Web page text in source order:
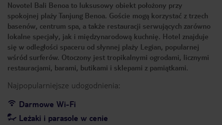
Novotel Bali Benoa to luksusowy obiekt położony przy
spokojnej plaży Tanjung Benoa. Goście mogą korzystać z trzech
basenów, centrum spa, a także restauracji serwujących zarówno
lokalne specjały, jak i międzynarodową kuchnię. Hotel znajduje
się w odległości spaceru od słynnej plaży Legian, popularnej
wśród surferów. Otoczony jest tropikalnymi ogrodami, licznymi
restauracjami, barami, butikami i sklepami z pamiątkami.
Najpopularniejsze udogodnienia:
Darmowe Wi-Fi
Leżaki i parasole w cenie